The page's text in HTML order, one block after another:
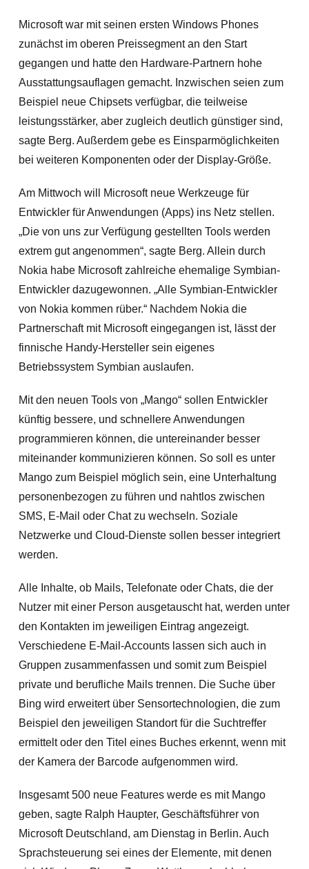
Microsoft war mit seinen ersten Windows Phones
zunächst im oberen Preissegment an den Start
gegangen und hatte den Hardware-Partnern hohe
Ausstattungsauflagen gemacht. Inzwischen seien zum
Beispiel neue Chipsets verfügbar, die teilweise
leistungsstärker, aber zugleich deutlich günstiger sind,
sagte Berg. Außerdem gebe es Einsparmöglichkeiten
bei weiteren Komponenten oder der Display-Größe.
Am Mittwoch will Microsoft neue Werkzeuge für
Entwickler für Anwendungen (Apps) ins Netz stellen.
„Die von uns zur Verfügung gestellten Tools werden
extrem gut angenommen“, sagte Berg. Allein durch
Nokia habe Microsoft zahlreiche ehemalige Symbian-
Entwickler dazugewonnen. „Alle Symbian-Entwickler
von Nokia kommen rüber.“ Nachdem Nokia die
Partnerschaft mit Microsoft eingegangen ist, lässt der
finnische Handy-Hersteller sein eigenes
Betriebssystem Symbian auslaufen.
Mit den neuen Tools von „Mango“ sollen Entwickler
künftig bessere, und schnellere Anwendungen
programmieren können, die untereinander besser
miteinander kommunizieren können. So soll es unter
Mango zum Beispiel möglich sein, eine Unterhaltung
personenbezogen zu führen und nahtlos zwischen
SMS, E-Mail oder Chat zu wechseln. Soziale
Netzwerke und Cloud-Dienste sollen besser integriert
werden.
Alle Inhalte, ob Mails, Telefonate oder Chats, die der
Nutzer mit einer Person ausgetauscht hat, werden unter
den Kontakten im jeweiligen Eintrag angezeigt.
Verschiedene E-Mail-Accounts lassen sich auch in
Gruppen zusammenfassen und somit zum Beispiel
private und berufliche Mails trennen. Die Suche über
Bing wird erweitert über Sensortechnologien, die zum
Beispiel den jeweiligen Standort für die Suchtreffer
ermittelt oder den Titel eines Buches erkennt, wenn mit
der Kamera der Barcode aufgenommen wird.
Insgesamt 500 neue Features werde es mit Mango
geben, sagte Ralph Haupter, Geschäftsführer von
Microsoft Deutschland, am Dienstag in Berlin. Auch
Sprachsteuerung sei eines der Elemente, mit denen